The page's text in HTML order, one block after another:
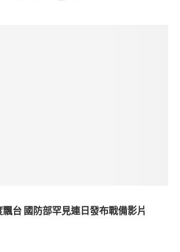
台 國防部罕見連日發布戰備影片